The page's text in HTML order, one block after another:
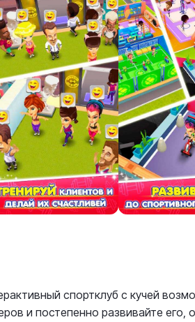
спортклуб с кучей
и постепенно развивайте его,